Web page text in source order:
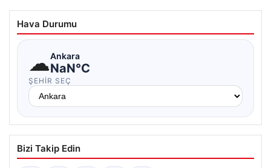
Hava Durumu
☁Ankara
NaN°C
ŞEHIR SEÇ
Bizi Takip Edin